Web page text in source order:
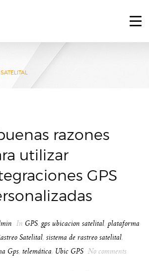
RETOS
PLATAFORMA GPS
CONTACTO
INICIAR SESIÓN
razones
utilizar
GPS
In GPS, gps ubicacion satelital, plataforma
Satelital, sistema de rastreo satelital,
Gps, telemática, Ubic GPS No comments